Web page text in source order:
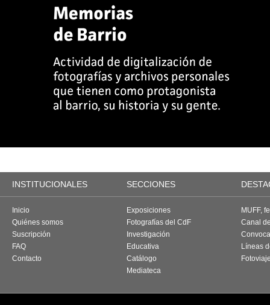
INSTITUCIONALES SECCIONES
Inicio
Quiénes somos
Suscripción
FAQ
Contacto
Exposiciones
Fotografías del CdF
Investigación
Educativa
Catálogo
Mediateca
MUFF,
Canal
Líneas